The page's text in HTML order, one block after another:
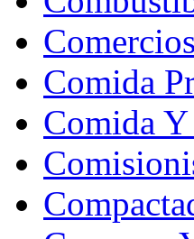
Comida
Comida